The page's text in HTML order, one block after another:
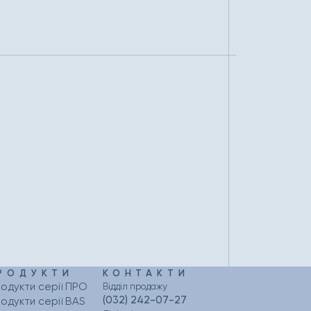
серії ПРО
серії BAS
КОНТАКТИ
Відділ продажу
(032) 242-07-27